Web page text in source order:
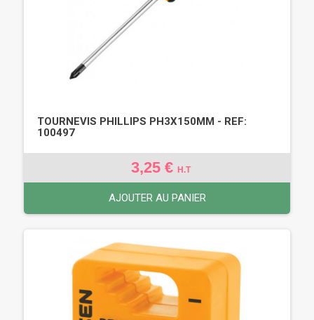
TOURNEVIS PHILLIPS PH3X150MM - REF:
100497
3,25 € H.T
AJOUTER AU PANIER